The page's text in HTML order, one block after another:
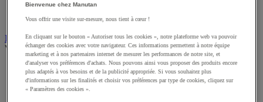
Lubrifiant et dégrippant
Outils de graissage
Instrument de mesure
Voir toute la catégorie
Balance industrielle
Compteur et compteur-métreur
Dynamomètre
Bienvenue chez Manutan
Vous offrir une visite sur-mesure, nous tient à cœur !
En cliquant sur le bouton « Autoriser tous les cookies », notre plateforme web va pouvoir
échanger des cookies avec votre navigateur. Ces informations permettent à notre équipe
marketing et à nos partenaires internet de mesurer les performances de notre site, et
d'analyser vos préférences d'achats. Nous pouvons ainsi vous proposer des produits encore
plus adaptés à vos besoins et de la publicité appropriée. Si vous souhaitez plus
d'informations sur les finalités et choisir vos préférences par type de cookies, cliquez sur
« Paramètres des cookies ».